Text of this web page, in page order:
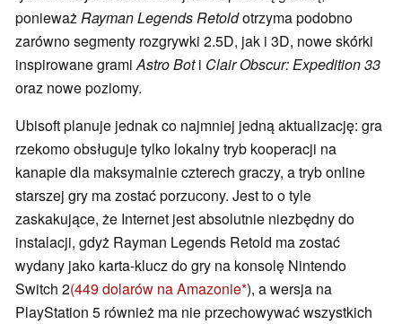
ponieważRayman Legends Retoldotrzyma podobno
zarówno segmenty rozgrywki 2.5D, jak i 3D, nowe skórki
inspirowane gramiAstro Boti Clair Obscur: Expedition 33
oraz nowe poziomy.
Ubisoft planuje jednak co najmniej jedną aktualizację: gra
rzekomo obsługuje tylko lokalny tryb kooperacji na
kanapie dla maksymalnie czterech graczy, a tryb online
starszej gry ma zostać porzucony. Jest to o tyle
zaskakujące, że Internet jest absolutnie niezbędny do
instalacji, gdyż Rayman Legends Retold ma zostać
wydany jako karta-klucz do gry na konsolę Nintendo
Switch 2(449 dolarów na Amazonie ), a wersja na
PlayStation 5 również ma nie przechowywać wszystkich